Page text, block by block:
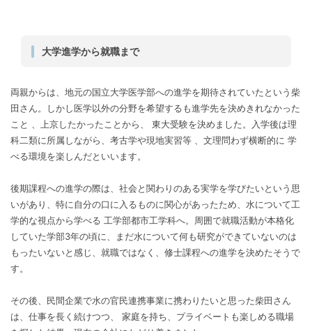
大学進学から就職まで
両親からは、地元の国立大学医学部への進学を期待されていたという柴
田さん。しかし医学以外の分野を希望するも進学先を決めきれなかった
こと 、上京したかったことから、 東大受験を決めました。入学後は理
科二類に所属しながら、考古学や現地実習等 、文理問わず横断的に 学
べる環境を楽しんだといいます。
後期課程への進学の際は、社会と関わりのある実学を学びたいという思
いがあり、特に自分の口に入るものに関心があったため、水について工
学的な視点から学べる 工学部都市工学科へ。周囲で就職活動が本格化
していた学部3年の頃に、まだ水について何も研究ができていないのは
もったいないと感じ、就職ではなく、修士課程への進学を決めたそうで
す。
その後、民間企業で水の官民連携事業に携わりたいと思った柴田さん
は、仕事を長く続けつつ、 家庭を持ち、プライベートも楽しめる職場